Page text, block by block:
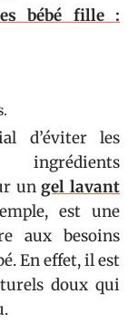
bébé fille :
d’éviter les
ungel lavant
est une
aux besoins
En effet, il est
doux qui